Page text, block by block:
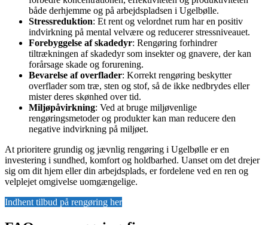
både derhjemme og på arbejdspladsen i Ugelbølle.
Stressreduktion: Et rent og velordnet rum har en positiv
indvirkning på mental velvære og reducerer stressniveauet.
Forebyggelse af skadedyr: Rengøring forhindrer
tiltrækningen af skadedyr som insekter og gnavere, der kan
forårsage skade og forurening.
Bevarelse af overflader: Korrekt rengøring beskytter
overflader som træ, sten og stof, så de ikke nedbrydes eller
mister deres skønhed over tid.
Miljøpåvirkning: Ved at bruge miljøvenlige
rengøringsmetoder og produkter kan man reducere den
negative indvirkning på miljøet.
At prioritere grundig og jævnlig rengøring i Ugelbølle er en
investering i sundhed, komfort og holdbarhed. Uanset om det drejer
sig om dit hjem eller din arbejdsplads, er fordelene ved en ren og
velplejet omgivelse uomgængelige.
Indhent tilbud på rengøring her